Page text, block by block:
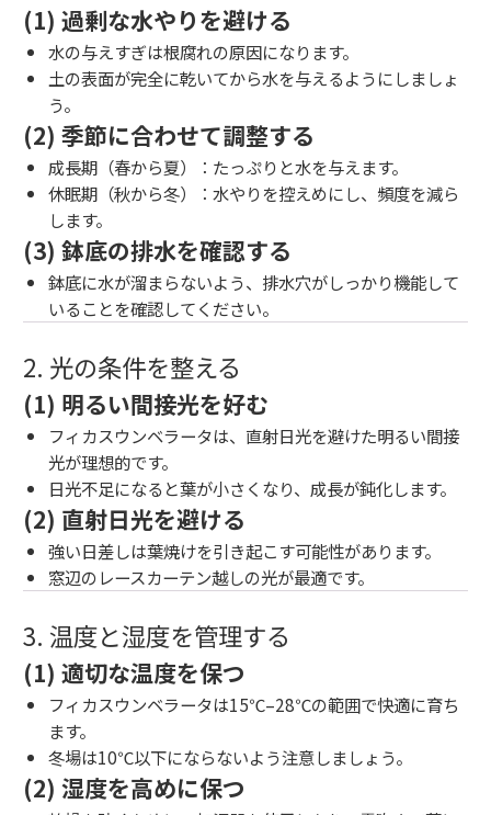
(1) 過剰な水やりを避ける
水の与えすぎは根腐れの原因になります。
土の表面が完全に乾いてから水を与えるようにしましょ
う。
(2) 季節に合わせて調整する
成長期（春から夏）：たっぷりと水を与えます。
休眠期（秋から冬）：水やりを控えめにし、頻度を減ら
します。
(3) 鉢底の排水を確認する
鉢底に水が溜まらないよう、排水穴がしっかり機能して
いることを確認してください。
2. 光の条件を整える
(1) 明るい間接光を好む
フィカスウンベラータは、直射日光を避けた明るい間接
光が理想的です。
日光不足になると葉が小さくなり、成長が鈍化します。
(2) 直射日光を避ける
強い日差しは葉焼けを引き起こす可能性があります。
窓辺のレースカーテン越しの光が最適です。
3. 温度と湿度を管理する
(1) 適切な温度を保つ
フィカスウンベラータは15℃–28℃の範囲で快適に育ち
ます。
冬場は10℃以下にならないよう注意しましょう。
(2) 湿度を高めに保つ